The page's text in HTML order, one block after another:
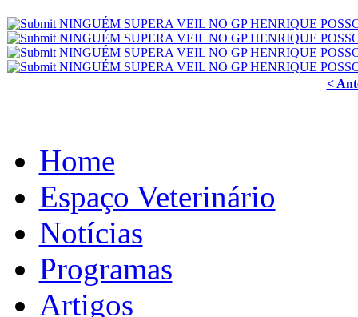
<
Home
Espaço Veterinário
Notícias
Programas
Artigos